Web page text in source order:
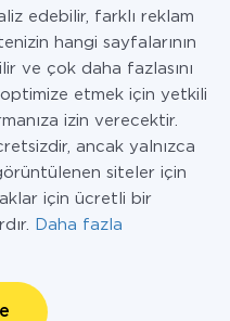
edebilir, farklı reklam
hangi sayfalarının
ve çok daha fazlasını
optimize etmek için yetkili
izin verecektir.
ancak yalnızca
siteler için
için ücretli bir
Daha fazla